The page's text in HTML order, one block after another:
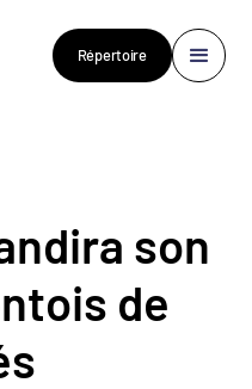
Répertoire
son
de